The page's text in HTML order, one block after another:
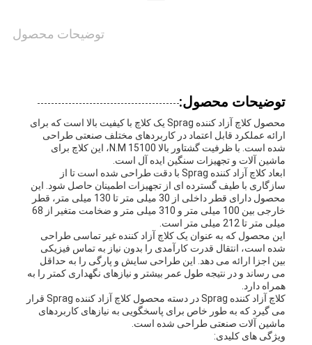
توضیحات محصول
توضیحات محصول:
محصول کلاچ آزاد کننده Sprag یک کلاچ با کیفیت بالا است که برای
ارائه عملکرد قابل اعتماد در کاربردهای مختلف صنعتی طراحی
شده است. با ظرفیت گشتاور بالا 15100 N.M، این کلاچ برای
ماشین آلات و تجهیزات سنگین ایده آل است.
ابعاد کلاچ آزاد کننده Sprag با دقت طراحی شده است تا از
سازگاری با طیف گسترده ای از تجهیزات اطمینان حاصل شود. این
محصول دارای قطر داخلی از 30 میلی متر تا 130 میلی متر، قطر
خارجی بین 100 میلی متر و 310 میلی متر و ضخامت متغیر از 68
میلی متر تا 212 میلی متر است.
این محصول که به عنوان یک کلاچ آزاد کننده غیر تماسی طراحی
شده است، انتقال قدرت کارآمدی را بدون نیاز به تماس فیزیکی
بین اجزا ارائه می دهد. این طراحی سایش و پارگی را به حداقل
می رساند و در نتیجه طول عمر بیشتر و نیازهای نگهداری کمتر را به
همراه دارد.
کلاچ آزاد کننده Sprag در دسته محصول کلاچ آزاد کننده Sprag قرار
می گیرد که به طور خاص برای پاسخگویی به نیازهای کاربردهای
ماشین آلات صنعتی طراحی شده است.
ویژگی های کلیدی: